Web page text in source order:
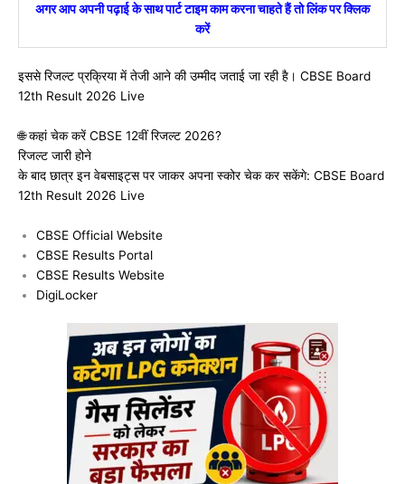
अगर आप अपनी पढ़ाई के साथ पार्ट टाइम काम करना चाहते हैं तो लिंक पर क्लिक
करें
इससे रिजल्ट प्रक्रिया में तेजी आने की उम्मीद जताई जा रही है। CBSE Board
12th Result 2026 Live
🌐 कहां चेक करें CBSE 12वीं रिजल्ट 2026?
रिजल्ट जारी होने
के बाद छात्र इन वेबसाइट्स पर जाकर अपना स्कोर चेक कर सकेंगे: CBSE Board
12th Result 2026 Live
CBSE Official Website
CBSE Results Portal
CBSE Results Website
DigiLocker